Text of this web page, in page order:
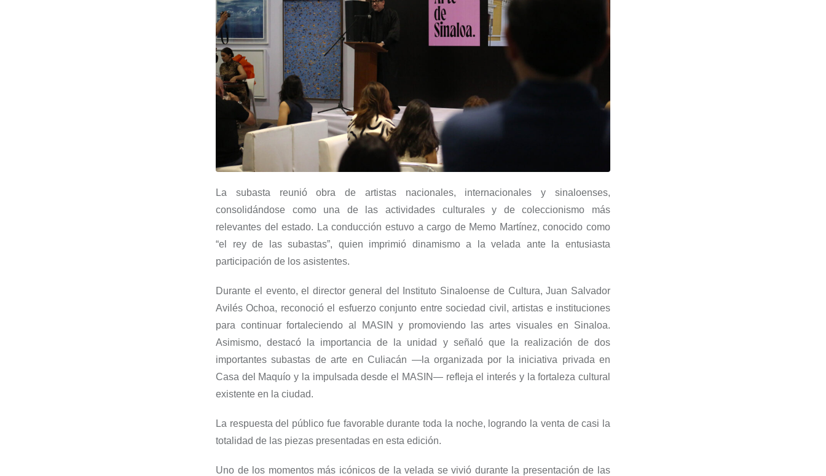
La subasta reunió obra de artistas nacionales, internacionales y sinaloenses,
consolidándose como una de las actividades culturales y de coleccionismo más
relevantes del estado. La conducción estuvo a cargo de Memo Martínez, conocido como
“el rey de las subastas”, quien imprimió dinamismo a la velada ante la entusiasta
participación de los asistentes.
Durante el evento, el director general del Instituto Sinaloense de Cultura, Juan Salvador
Avilés Ochoa, reconoció el esfuerzo conjunto entre sociedad civil, artistas e instituciones
para continuar fortaleciendo al MASIN y promoviendo las artes visuales en Sinaloa.
Asimismo, destacó la importancia de la unidad y señaló que la realización de dos
importantes subastas de arte en Culiacán —la organizada por la iniciativa privada en
Casa del Maquío y la impulsada desde el MASIN— refleja el interés y la fortaleza cultural
existente en la ciudad.
La respuesta del público fue favorable durante toda la noche, logrando la venta de casi la
totalidad de las piezas presentadas en esta edición.
Uno de los momentos más icónicos de la velada se vivió durante la presentación de las